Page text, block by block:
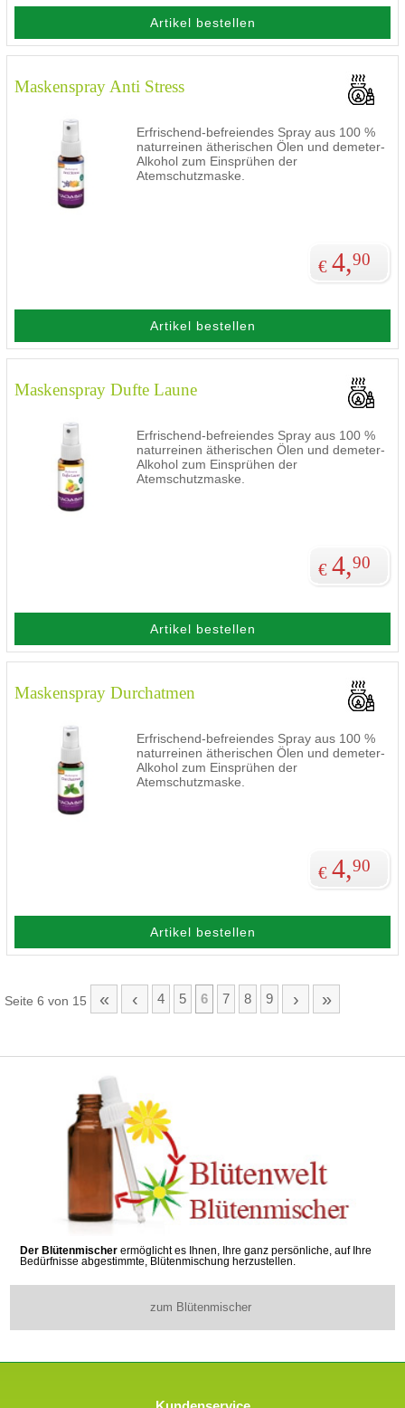
Artikel bestellen
Maskenspray Anti Stress
Erfrischend-befreiendes Spray aus 100 %
naturreinen ätherischen Ölen und demeter-
Alkohol zum Einsprühen der
Atemschutzmaske.
€ 4,90
Artikel bestellen
Maskenspray Dufte Laune
Erfrischend-befreiendes Spray aus 100 %
naturreinen ätherischen Ölen und demeter-
Alkohol zum Einsprühen der
Atemschutzmaske.
€ 4,90
Artikel bestellen
Maskenspray Durchatmen
Erfrischend-befreiendes Spray aus 100 %
naturreinen ätherischen Ölen und demeter-
Alkohol zum Einsprühen der
Atemschutzmaske.
€ 4,90
Artikel bestellen
Seite 6 von 15 « ‹ 4 5 6 7 8 9 › »
Der Blütenmischer ermöglicht es Ihnen, Ihre ganz persönliche, auf Ihre
Bedürfnisse abgestimmte, Blütenmischung herzustellen.
zum Blütenmischer